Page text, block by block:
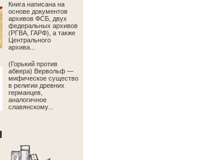
Книга написана на
основе документов
архивов ФСБ, двух
федеральных архивов
(РГВА, ГАРФ), а также
Центрального
архива...
(Горький против
абвера) Вервольф —
мифическое существо
в религии древних
германцев,
аналогичное
славянскому...